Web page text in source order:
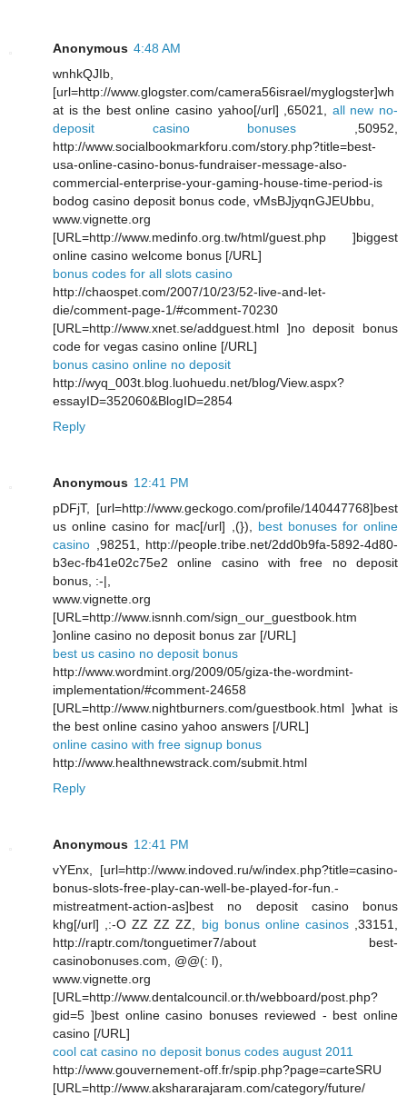
Anonymous 4:48 AM
wnhkQJIb,
[url=http://www.glogster.com/camera56israel/myglogster]wh
at is the best online casino yahoo[/url] ,65021, all new no-
deposit casino bonuses ,50952,
http://www.socialbookmarkforu.com/story.php?title=best-
usa-online-casino-bonus-fundraiser-message-also-
commercial-enterprise-your-gaming-house-time-period-is
bodog casino deposit bonus code, vMsBJjyqnGJEUbbu,
www.vignette.org
[URL=http://www.medinfo.org.tw/html/guest.php ]biggest
online casino welcome bonus [/URL]
bonus codes for all slots casino
http://chaospet.com/2007/10/23/52-live-and-let-
die/comment-page-1/#comment-70230
[URL=http://www.xnet.se/addguest.html ]no deposit bonus
code for vegas casino online [/URL]
bonus casino online no deposit
http://wyq_003t.blog.luohuedu.net/blog/View.aspx?
essayID=352060&BlogID=2854
Reply
Anonymous 12:41 PM
pDFjT, [url=http://www.geckogo.com/profile/140447768]best
us online casino for mac[/url] ,(}), best bonuses for online
casino ,98251, http://people.tribe.net/2dd0b9fa-5892-4d80-
b3ec-fb41e02c75e2 online casino with free no deposit
bonus, :-|,
www.vignette.org
[URL=http://www.isnnh.com/sign_our_guestbook.htm
]online casino no deposit bonus zar [/URL]
best us casino no deposit bonus
http://www.wordmint.org/2009/05/giza-the-wordmint-
implementation/#comment-24658
[URL=http://www.nightburners.com/guestbook.html ]what is
the best online casino yahoo answers [/URL]
online casino with free signup bonus
http://www.healthnewstrack.com/submit.html
Reply
Anonymous 12:41 PM
vYEnx, [url=http://www.indoved.ru/w/index.php?title=casino-
bonus-slots-free-play-can-well-be-played-for-fun.-
mistreatment-action-as]best no deposit casino bonus
khg[/url] ,:-O ZZ ZZ ZZ, big bonus online casinos,33151,
http://raptr.com/tonguetimer7/about best-
casinobonuses.com, @@(: l),
www.vignette.org
[URL=http://www.dentalcouncil.or.th/webboard/post.php?
gid=5 ]best online casino bonuses reviewed - best online
casino [/URL]
cool cat casino no deposit bonus codes august 2011
http://www.gouvernement-off.fr/spip.php?page=carteSRU
[URL=http://www.akshararajaram.com/category/future/